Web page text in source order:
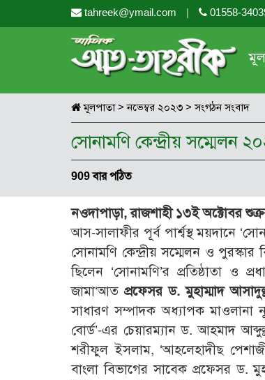
tahreek@ymail.com | 01558-
মূলপাতা> নভেম্বর ২০২৩ > সংগঠন সংবাদ
সোনামণি কেন্দ্রীয় সম্মেলন
909 বার পঠিত
নওদাপাড়া, রাজশাহী ১৩ই অক্টোবর
আস-সালাফীর পূর্ব পার্শ্বস্থ ময়দানে
সোনামণি কেন্দ্রীয় সম্মেলন ও
ছিলেন ‘সোনামণি’র প্রতিষ্ঠাতা ও
জামা‘আত প্রফেসর ড. মুহাম্মাদ
সাধারণ সম্পাদক অধ্যাপক মাওলানা
বোর্ড’-এর চেয়ারম্যান ড. আহমাদ
শরীফুল ইসলাম, ‘আহলেহাদীছ
বাংলা বিভাগের সাবেক প্রফেসর ড.